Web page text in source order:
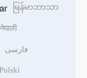
မြန်မာဘာသာ
नेपाली
فارسی
Polski